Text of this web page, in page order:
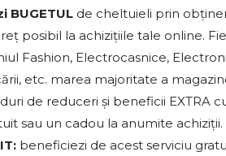
BUGETUL de cheltuieli prin
posibil la achizițiile tale online.
Fashion, Electrocasnice,
etc. marea majoritate a
de reduceri și beneficii EXTRA
sau un cadou la anumite achiziții.
beneficiezi de acest serviciu